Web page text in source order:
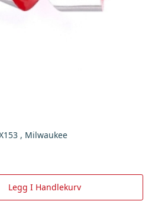
, Milwaukee
Legg I Handlekurv